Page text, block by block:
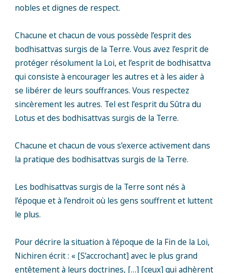
nobles et dignes de respect.
Chacune et chacun de vous possède l’esprit des
bodhisattvas surgis de la Terre. Vous avez l’esprit de
protéger résolument la Loi, et l’esprit de bodhisattva
qui consiste à encourager les autres et à les aider à
se libérer de leurs souffrances. Vous respectez
sincèrement les autres. Tel est l’esprit du Sûtra du
Lotus et des bodhisattvas surgis de la Terre.
Chacune et chacun de vous s’exerce activement dans
la pratique des bodhisattvas surgis de la Terre.
Les bodhisattvas surgis de la Terre sont nés à
l’époque et à l’endroit où les gens souffrent et luttent
le plus.
Pour décrire la situation à l’époque de la Fin de la Loi,
Nichiren écrit : « [S’accrochant] avec le plus grand
entêtement à leurs doctrines, […] [ceux] qui adhèrent